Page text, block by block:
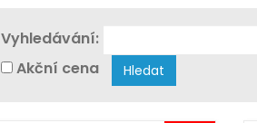
Vyhledávání:
Akční cena
Hledat